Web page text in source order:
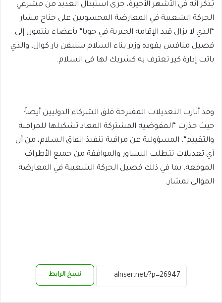
يُذكر أنه في الأشهر الأخيرة، جرى استبدال العديد من مشرعي
الحركة الشعبية في المعارضة المحسوبين على جناح مشار
“الذي لا يزال قيد الإقامة الجبرية في جوبا” بأعضاء ينتمون إلى
فصيل منافس يقوده وزير بناء السلام ستيفن بار كوال، والذي
باتت إدارة كير تعترف به كشريك لها في السلام.
وقد أثارت التعديلات المقترحة قلق الشركاء الدوليين أيضاً؛
حيث حذرت “المفوضية المشتركة المعاد تشكيلها للمراقبة
والتقييم”، المسؤولية عن مراقبة تنفيذ اتفاق السلام، من أن
أي تعديلات تتطلب التشاور والموافقة من جميع الأطراف
الموقعة، بما في ذلك فصيل الحركة الشعبية في المعارضة
الموالي لمشار.
نسخ الرابط